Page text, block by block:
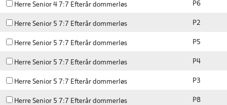
Herre Senior 4 7:7 Efterår dommerløs P6
Herre Senior 5 7:7 Efterår dommerløs P2
Herre Senior 5 7:7 Efterår dommerløs P5
Herre Senior 5 7:7 Efterår dommerløs P4
Herre Senior 5 7:7 Efterår dommerløs P3
Herre Senior 5 7:7 Efterår dommerløs P8